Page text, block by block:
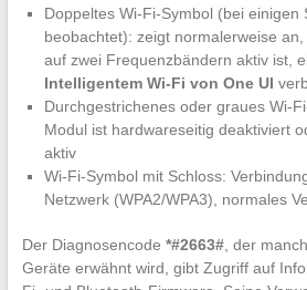
Doppeltes Wi-Fi-Symbol (bei einigen
beobachtet): zeigt normalerweise
auf zwei Frequenzbändern aktiv ist,
Intelligentem Wi-Fi von One UI
Durchgestrichenes oder graues Wi-
Modul ist hardwareseitig deaktiviert
aktiv
Wi-Fi-Symbol mit Schloss:
Netzwerk (WPA2/WPA3), normales
Der Diagnosencode *#2663#, der
Geräte erwähnt wird, gibt Zugriff auf